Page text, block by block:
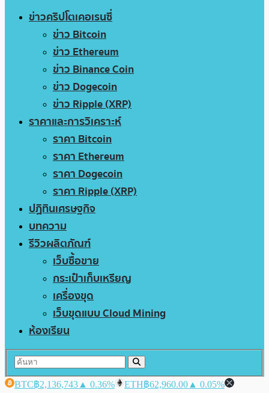
ข่าวคริปโตเคอเรนซี่
ข่าว Bitcoin
ข่าว Ethereum
ข่าว Binance Coin
ข่าว Dogecoin
ข่าว Ripple (XRP)
ราคาและการวิเคราะห์
ราคา Bitcoin
ราคา Ethereum
ราคา Dogecoin
ราคา Ripple (XRP)
ปฏิทินเศรษฐกิจ
บทความ
รีวิวผลิตภัณฑ์
เว็บซื้อขาย
กระเป๋าเก็บเหรียญ
เครื่องขุด
เว็บขุดแบบ Cloud Mining
ห้องเรียน
BTC฿2,136,743 ▲ 0.36% ETH฿62,960.00 ▲ 0.05%